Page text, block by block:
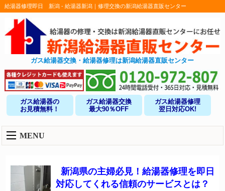
給湯器修理即日 新潟 - 給湯器新潟｜修理交換の新潟給湯器直販センター
ガス給湯器交換・給湯器修理は新潟給湯器直販センター
ガス給湯器の
お見積無料！
ガス給湯器交換
最大90％OFF
ガス給湯器修理
翌日対応OK!
MENU
新潟県の主婦必見！給湯器修理を即日
対応してくれる信頼のサービスとは？